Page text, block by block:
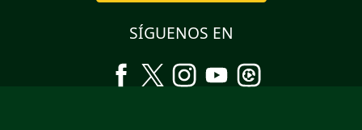
SÍGUENOS EN